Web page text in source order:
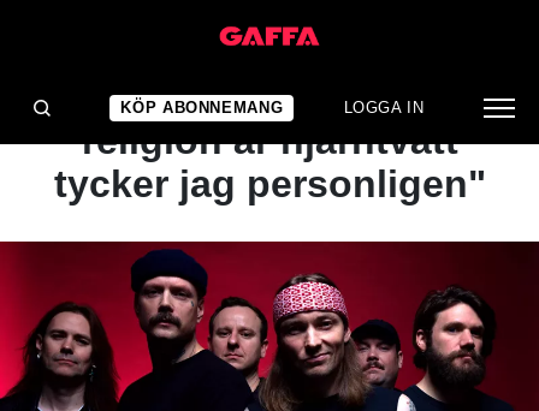
KÖP ABONNEMANG LOGGA IN
INTERVJU
Kvelertak: "Organiserad
religion är hjärntvätt
tycker jag personligen"